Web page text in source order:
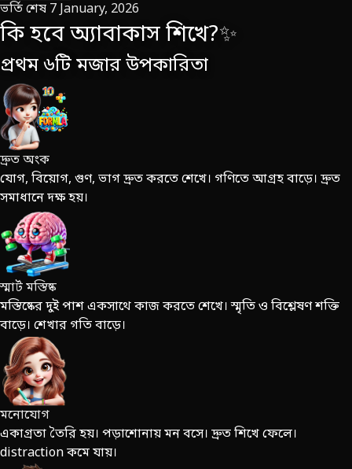
ভর্তি শেষ 7 January, 2026
কি হবে অ্যাবাকাস শিখে?✨
প্রথম ৬টি মজার উপকারিতা
দ্রুত অংক
যোগ, বিয়োগ, গুণ, ভাগ দ্রুত করতে শেখে। গণিতে আগ্রহ বাড়ে। দ্রুত
সমাধানে দক্ষ হয়।
স্মার্ট মস্তিষ্ক
মস্তিষ্কের দুই পাশ একসাথে কাজ করতে শেখে। স্মৃতি ও বিশ্লেষণ শক্তি
বাড়ে। শেখার গতি বাড়ে।
মনোযোগ
একাগ্রতা তৈরি হয়। পড়াশোনায় মন বসে। দ্রুত শিখে ফেলে।
distraction কমে যায়।